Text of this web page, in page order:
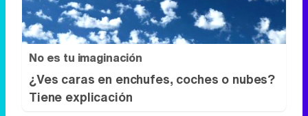
No es tu imaginación
¿Ves caras en enchufes, coches o nubes?
Tiene explicación